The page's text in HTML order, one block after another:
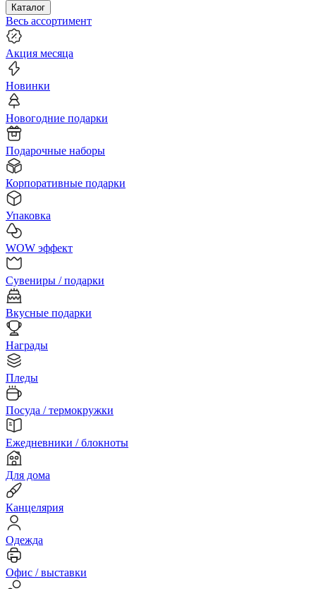
Каталог
Весь ассортимент
Акция месяца
Новинки
Новогодние подарки
Подарочные наборы
Корпоративные подарки
Упаковка
WOW эффект
Сувениры / подарки
Вкусные подарки
Награды
Пледы
Посуда / термокружки
Ежедневники / блокноты
Для дома
Канцелярия
Одежда
Офис / выставки